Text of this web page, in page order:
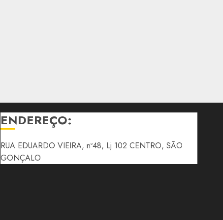
ENDEREÇO:
RUA EDUARDO VIEIRA, nº48, Lj 102 CENTRO, SÃO
GONÇALO